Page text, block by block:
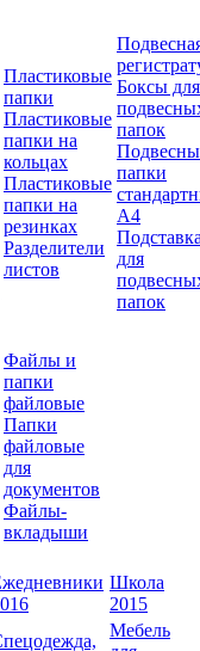
Пластиковые
папки
Пластиковые
папки на
кольцах
Пластиковые
папки на
резинках
Разделители
листов
Боксы для
папок
папки
А4
для
папок
Файлы и
папки
файловые
Папки
файловые
для
документов
Файлы-
вкладыши
Школа
2015
Мебель